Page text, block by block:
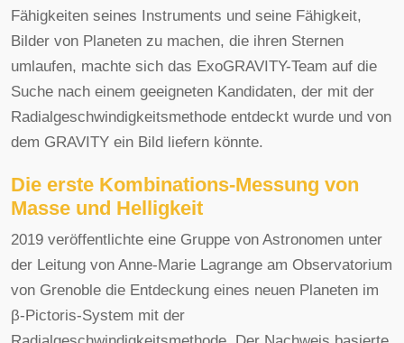
Fähigkeiten seines Instruments und seine Fähigkeit,
Bilder von Planeten zu machen, die ihren Sternen
umlaufen, machte sich das ExoGRAVITY-Team auf die
Suche nach einem geeigneten Kandidaten, der mit der
Radialgeschwindigkeitsmethode entdeckt wurde und von
dem GRAVITY ein Bild liefern könnte.
Die erste Kombinations-Messung von
Masse und Helligkeit
2019 veröffentlichte eine Gruppe von Astronomen unter
der Leitung von Anne-Marie Lagrange am Observatorium
von Grenoble die Entdeckung eines neuen Planeten im
β-Pictoris-System mit der